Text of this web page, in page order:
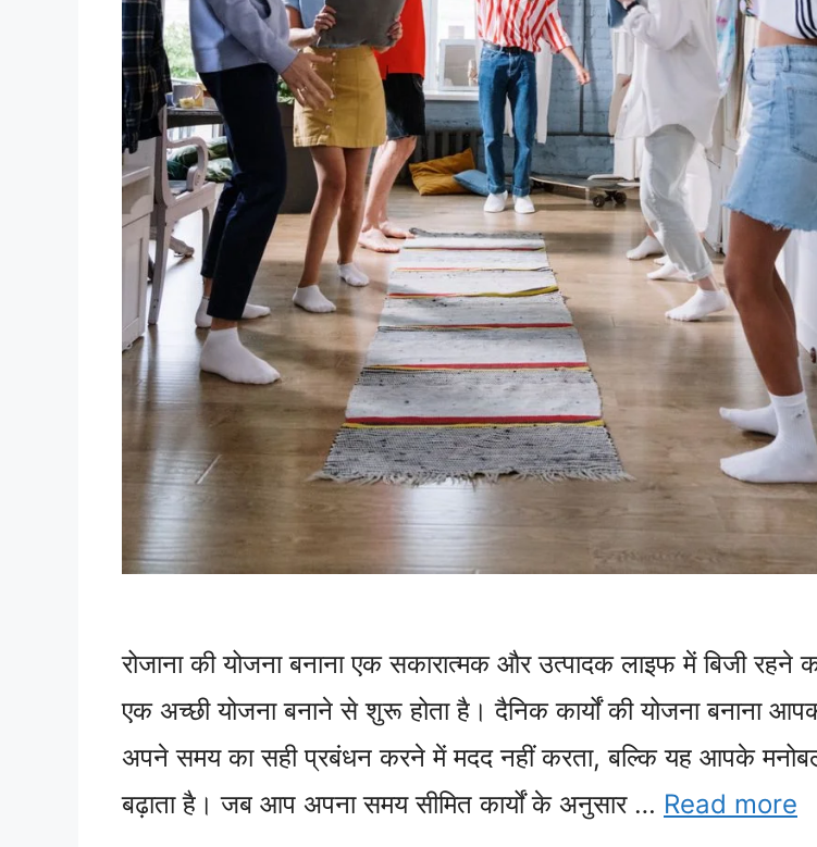
रोजाना की योजना बनाना एक सकारात्मक और उत्पादक लाइफ में बिजी रहने
एक अच्छी योजना बनाने से शुरू होता है। दैनिक कार्यों की योजना बनाना
अपने समय का सही प्रबंधन करने में मदद नहीं करता, बल्कि यह आपके
बढ़ाता है। जब आप अपना समय सीमित कार्यों के अनुसार … Read more